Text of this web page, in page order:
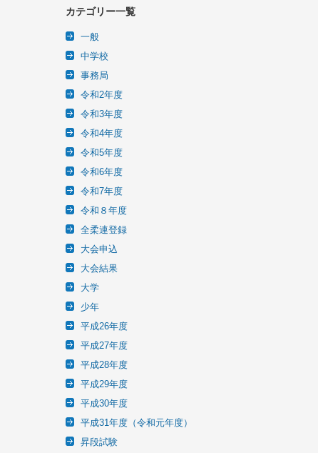
カテゴリー一覧
一般
中学校
事務局
令和2年度
令和3年度
令和4年度
令和5年度
令和6年度
令和7年度
令和８年度
全柔連登録
大会申込
大会結果
大学
少年
平成26年度
平成27年度
平成28年度
平成29年度
平成30年度
平成31年度（令和元年度）
昇段試験